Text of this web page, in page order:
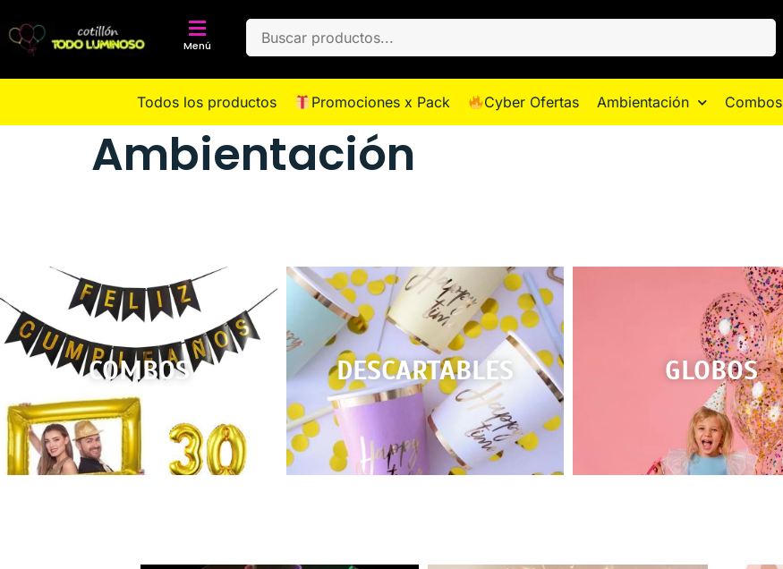
Menú
Todos los productos Promociones x Pack Cyber Ofertas Ambientación Combos
Ambientación
COMBOS DESCARTABLES GLOBOS